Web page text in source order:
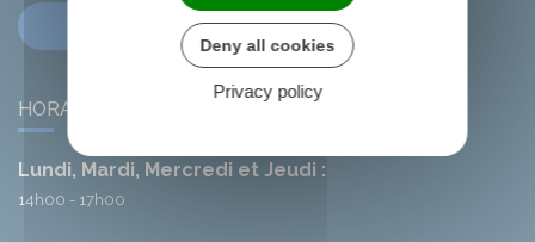
Contactez-nous
HORAIRES DE LA MAIRIE
Lundi, Mardi, Mercredi et Jeudi :
14h00 - 17h00
Deny all cookies
Privacy policy